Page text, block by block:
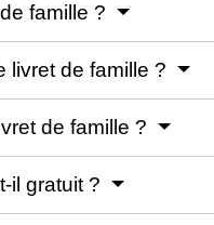
famille ?
livret de famille ?
de famille ?
il gratuit ?